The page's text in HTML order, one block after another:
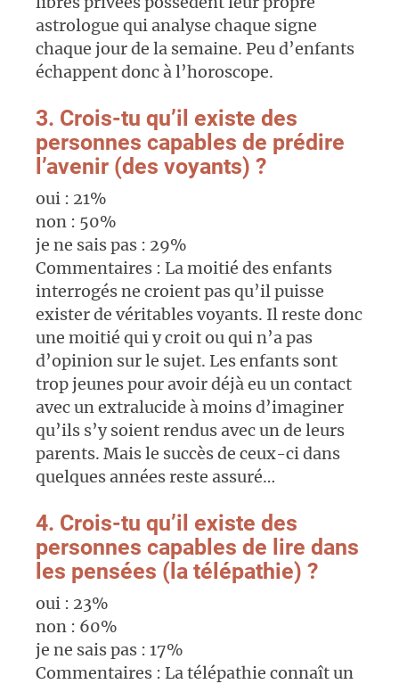
astrologue qui analyse chaque signe
chaque jour de la semaine. Peu d’enfants
échappent donc à l’horoscope.
3. Crois-tu qu’il existe des
personnes capables de prédire
l’avenir (des voyants) ?
oui : 21%
non : 50%
je ne sais pas : 29%
Commentaires : La moitié des enfants
interrogés ne croient pas qu’il puisse
exister de véritables voyants. Il reste donc
une moitié qui y croit ou qui n’a pas
d’opinion sur le sujet. Les enfants sont
trop jeunes pour avoir déjà eu un contact
avec un extralucide à moins d’imaginer
qu’ils s’y soient rendus avec un de leurs
parents. Mais le succès de ceux-ci dans
quelques années reste assuré…
4. Crois-tu qu’il existe des
personnes capables de lire dans
les pensées (la télépathie) ?
oui : 23%
non : 60%
je ne sais pas : 17%
Commentaires : La télépathie connaît un